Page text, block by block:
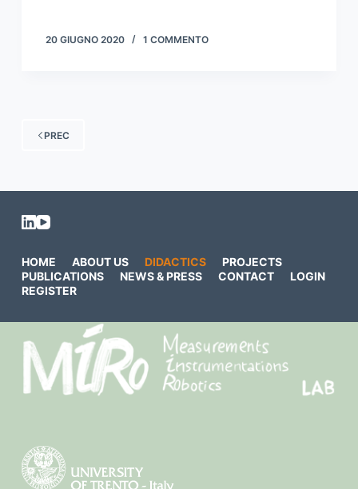
20 GIUGNO 2020 1 COMMENTO
PREC
HOME ABOUT US DIDACTICS
PROJECTS
PUBLICATIONS
NEWS & PRESS CONTACT
LOGIN
REGISTER